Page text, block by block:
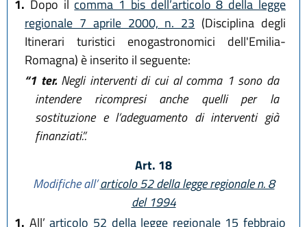
1. Dopo il comma 1 bis dell’articolo 8 della legge
regionale 7 aprile 2000, n. 23 (Disciplina degli
Itinerari turistici enogastronomici dell'Emilia-
Romagna) è inserito il seguente:
“1 ter.Negli interventi di cui al comma 1 sono da
intendere ricompresi anche quelli per la
sostituzione e l’adeguamento di interventi già
finanziati.”.
Art. 18
Modifiche all’articolo 52 della legge regionale n. 8
del 1994
1. All’articolo 52 della legge regionale 15 febbraio